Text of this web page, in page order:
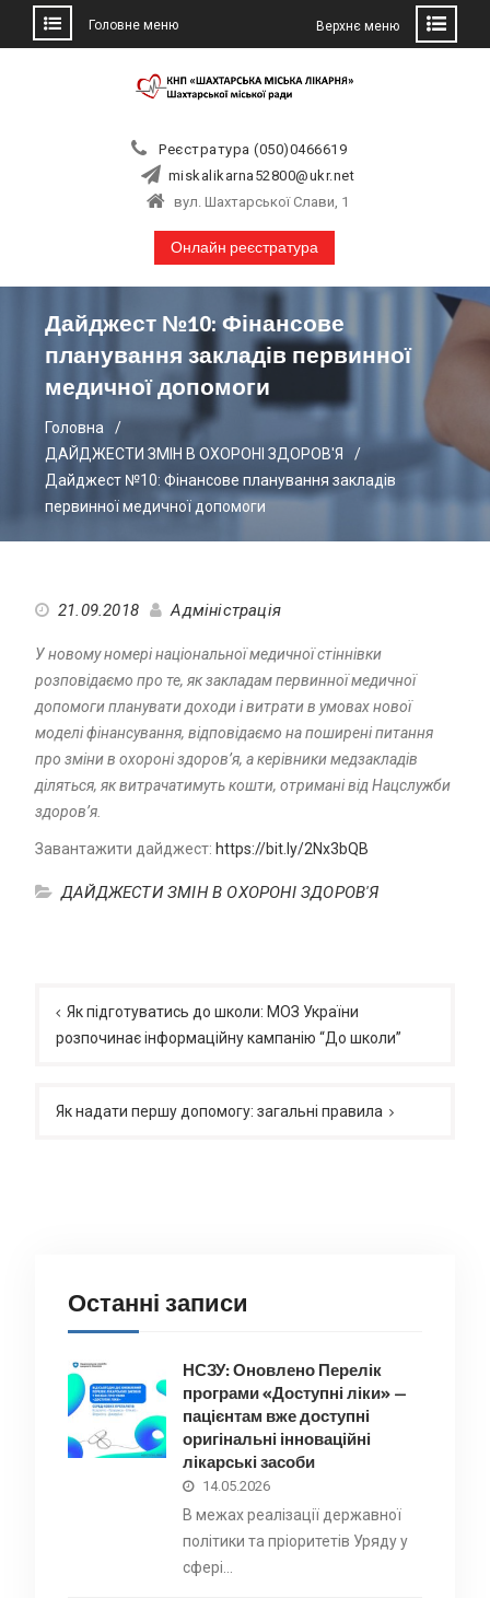
Головне меню Верхнє меню
Реєстратура (050)0466619
miskalikarna52800@ukr.net
вул. Шахтарської Слави, 1
Онлайн реєстратура
Дайджест №10: Фінансове
планування закладів первинної
медичної допомоги
Головна
ДАЙДЖЕСТИ ЗМІН В ОХОРОНІ ЗДОРОВ'Я
Дайджест №10: Фінансове планування закладів
первинної медичної допомоги
21.09.2018 Адміністрація
У новому номері національної медичної стіннівки
розповідаємо про те, як закладам первинної медичної
допомоги планувати доходи і витрати в умовах нової
моделі фінансування, відповідаємо на поширені питання
про зміни в охороні здоров’я, а керівники медзакладів
діляться, як витрачатимуть кошти, отримані від Нацслужби
здоров’я.
Завантажити дайджест: https://bit.ly/2Nx3bQB
ДАЙДЖЕСТИ ЗМІН В ОХОРОНІ ЗДОРОВ'Я
записів
Як підготуватись до школи: МОЗ України
розпочинає інформаційну кампанію “До школи”
Як надати першу допомогу: загальні правила
Останні записи
НСЗУ: Оновлено Перелік
програми «Доступні ліки» —
пацієнтам вже доступні
оригінальні інноваційні
лікарські засоби
14.05.2026
В межах реалізації державної
політики та пріоритетів Уряду у
сфері…